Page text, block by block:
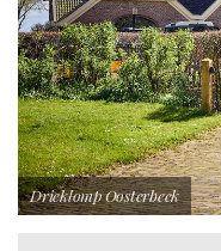
Drieklomp Oosterbeek